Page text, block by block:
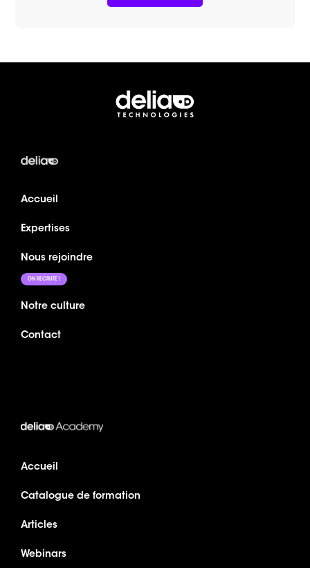
Accueil
Expertises
Nous rejoindre
ON RECRUTE !
Notre culture
Contact
Accueil
Catalogue de formation
Articles
Webinars